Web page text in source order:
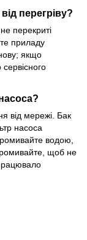
перегріву?
перекриті
приладу
якщо
від мережі. Бак
насоса
водою,
щоб не